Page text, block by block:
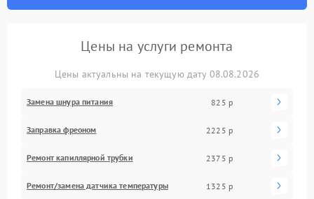
Цены на услуги ремонта
Цены актуальны на текущую дату 08.08.2026
Замена шнура питания 825 р
Заправка фреоном 2225 р
Ремонт капиллярной трубки 2375 р
Ремонт/замена датчика температуры 1325 р